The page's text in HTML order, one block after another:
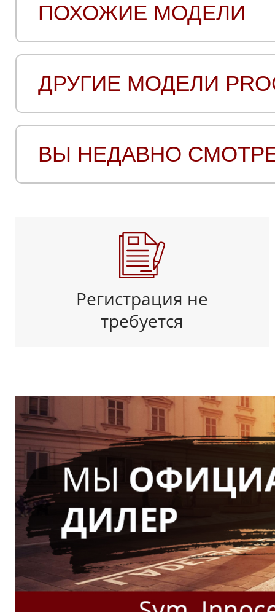
ПОХОЖИЕ МОДЕЛИ
ДРУГИЕ МОДЕЛИ
ВЫ НЕДАВНО
Регистрация не
требуется